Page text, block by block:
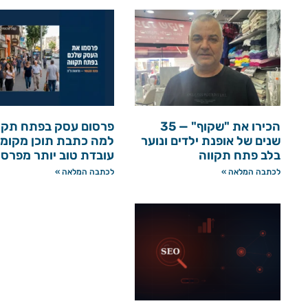
הכירו את "שקוף" — 35
שנים של אופנת ילדים ונוער
בלב פתח תקווה
לכתבה המלאה »
פרסום עסק בפתח
למה כתבת תוכן
עובדת טוב יותר
לכתבה המלאה »